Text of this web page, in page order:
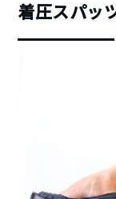
着圧スパッ